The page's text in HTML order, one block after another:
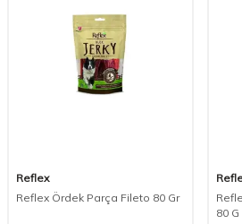
Reflex
Reflex Ördek Parça Fileto 80 Gr
80 G